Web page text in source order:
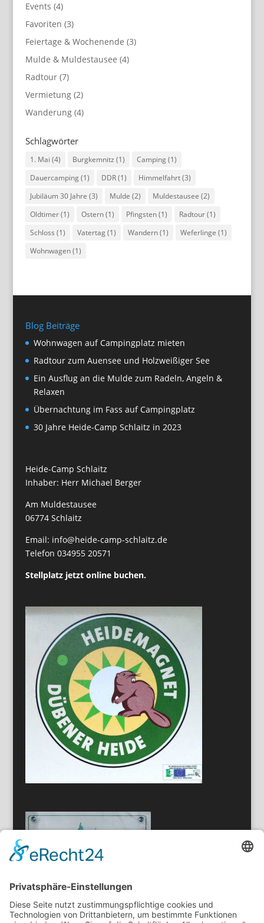
Events (4)
Favoriten (3)
Feiertage & Wochenende (3)
Mulde & Muldestausee (4)
Radtour(7)
Vermietung(2)
Wanderung(4)
Schlagwörter
1. Mai (4) Burgkemnitz (1) Camping(1)
Dauercamping(1) DDR(1) Himmelfahrt(3)
Jubiläum 30 Jahre (3) Mulde (2) Muldestausee (2)
Oldtimer(1) Ostern(1) Pfingsten(1) Radtour(1)
Schloss (1) Vatertag(1) Wandern(1) Weferlinge (1)
Wohnwagen(1)
Blog Beiträge
Wohnwagen auf Campingplatz mieten
Radtour zum Auensee und Holzweißiger See
Ein Ausflug an die Mulde zum Radeln, Angeln &
Relaxen
Übernachtung im Fass auf Campingplatz
30 Jahre Heide-Camp Schlaitz in 2023
Heide-Camp Schlaitz
Inhaber: Herr Michael Berger
Am Muldestausee
06774 Schlaitz
Email: info@heide-camp-schlaitz.de
Telefon 034955 20571
Stellplatz jetzt online buchen.